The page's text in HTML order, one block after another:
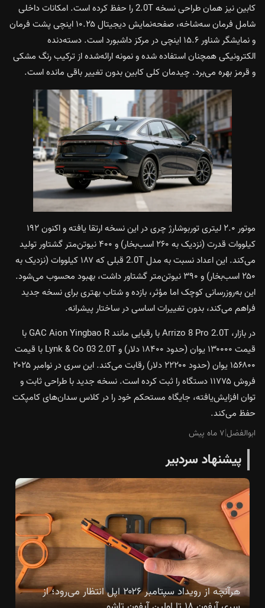
کابین نیز همان طراحی نسخه 2.0T را حفظ کرده است. امکانات داخلی
شامل فرمان سه‌شاخه، صفحه‌نمایش دیجیتال ۱۰.۲۵ اینچی پشت فرمان
و نمایشگر شناور ۱۵.۶ اینچی در مرکز داشبورد است. دسته‌دنده
الکترونیکی همچنان استفاده شده و نمونه ارائه‌شده از ترکیب رنگ مشکی
و قرمز بهره می‌برد. چیدمان کلی کابین بدون تغییر باقی مانده است.
موتور ۲.۰ لیتری توربوشارژ چری در این نسخه ارتقا یافته و اکنون ۱۹۲
کیلووات قدرت (نزدیک به ۲۶۰ اسب‌بخار) و ۴۰۰ نیوتن‌متر گشتاور تولید
می‌کند. این اعداد نسبت به مدل 2.0T قبلی که ۱۸۷ کیلووات (نزدیک به
۲۵۰ اسب‌بخار) و ۳۹۰ نیوتن‌متر گشتاور داشت، بهبود محسوب می‌شود.
این به‌روزرسانی کوچک اما مؤثر، بازده و شتاب بهتری برای نسخه جدید
فراهم می‌کند، بدون تغییرات اساسی در ساختار پیشرانه.
در بازار، Arrizo 8 Pro 2.0T با رقبایی مانند GAC Aion Yingbao R با
قیمت ۱۳۰۰۰۰ یوان (حدود ۱۸۴۰۰ دلار) و Lynk & Co 03 2.0T با قیمت
۱۵۶۸۰۰ یوان (حدود ۲۲۲۰۰ دلار) رقابت می‌کند. این سری در نوامبر ۲۰۲۵
فروش ۱۱۷۷۵ دستگاه را ثبت کرده است. نسخه جدید با طراحی ثابت و
توان افزایش‌یافته، جایگاه مستحکم خود را در کلاس سدان‌های کامپکت
حفظ می‌کند.
ابوالفضل|۷ ماه پیش
پیشنهاد سردبیر
هرآنچه از رویداد سپتامبر ۲۰۲۶ اپل انتظار می‌رود؛ از